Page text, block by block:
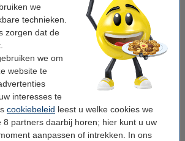
we
technieken.
zorgen dat de
we om
website te
interesses te
cookiebeleid leest u welke cookies we
8 partners daarbij horen; hier kunt u uw
aanpassen of intrekken. In ons
1252C002
kopieerpapier 1 doos van 2.500 vel A4 -
FSC® Mix Credit
(het 123inkt huismerk) te nemen i.p.v. de